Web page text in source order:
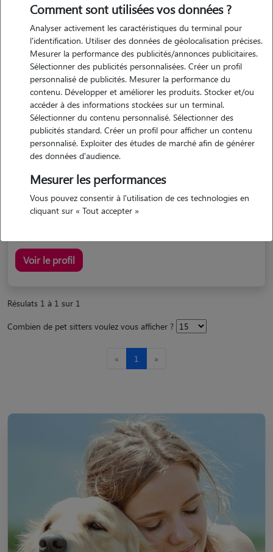
Caroline
CASTELNAU MONTRATIER STE ALAUZIE 46170
maison possède des animaux
disponible août 26 - une amoureuse des animaux
Voir le profil
Résulats 1 à 1 sur 1
Combien de pet sitters voulez vous afficher ?
« 1 »
Comment sont utilisées vos données ?
Analyser activement les caractéristiques du terminal pour
l'identification. Utiliser des données de géolocalisation précises.
Mesurer la performance des publicités/annonces publicitaires.
Sélectionner des publicités personnalisées. Créer un profil
personnalisé de publicités. Mesurer la performance du
contenu. Développer et améliorer les produits. Stocker et/ou
accéder à des informations stockées sur un terminal.
Sélectionner du contenu personnalisé. Sélectionner des
publicités standard. Créer un profil pour afficher un contenu
personnalisé. Exploiter des études de marché afin de générer
des données d'audience.
Mesurer les performances
Vous pouvez consentir à l'utilisation de ces technologies en
cliquant sur « Tout accepter »